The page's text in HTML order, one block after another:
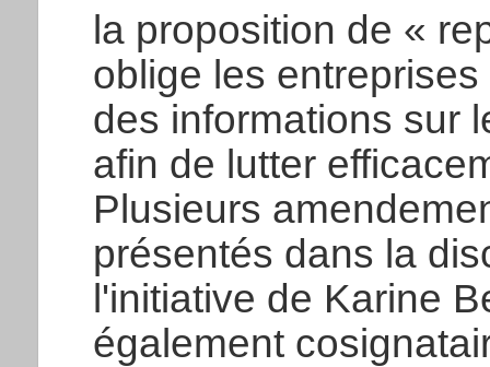
la proposition de «
oblige les
des informations sur
afin de lutter
Plusieurs
présentés dans la
l'initiative de Karine
également